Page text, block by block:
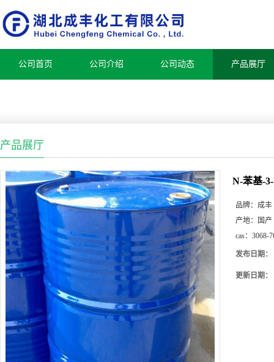
公司首页 公司介绍 公司动态 产品展厅
产品展厅
N-苯基-
品牌： 成丰
产地：
国产
cas： 3068-
发布日期：
更新日期：